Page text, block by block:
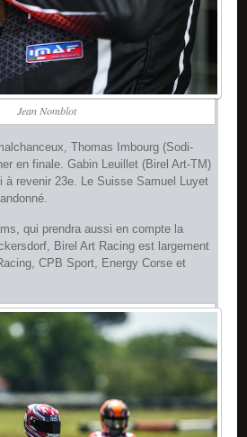
Jean Nomblot
Thomas Imbourg (Sodi-
en finale. Gabin Leuillet (Birel Art-TM)
à revenir 23e. Le Suisse Samuel Luyet
qui prendra aussi en compte la
Birel Art Racing est largement
CPB Sport, Energy Corse et